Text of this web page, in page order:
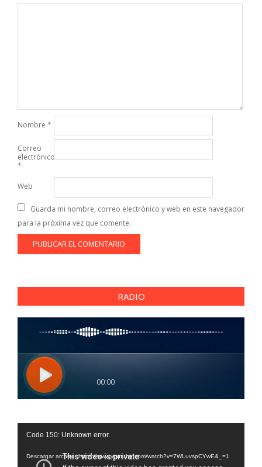
Nombre *
Correo
electrónico
*
Web
Guarda mi nombre, correo electrónico y web en este navegador
para la próxima vez que comente.
RADIO
Reproductor
vídeo
Code 150: Unknown error.
Descargar archivo: https://www.youtube.com/watch?v=7WLuvspCYwE&_=1